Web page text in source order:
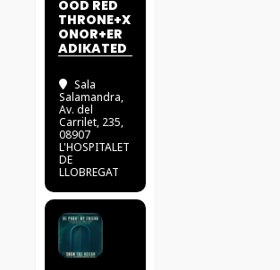
OOD RED
THRONE+X
ONOR+ER
ADIKATED
Sala
Salamandra,
Av. del
Carrilet, 235,
08907
L'HOSPITALET
DE
LLOBREGAT